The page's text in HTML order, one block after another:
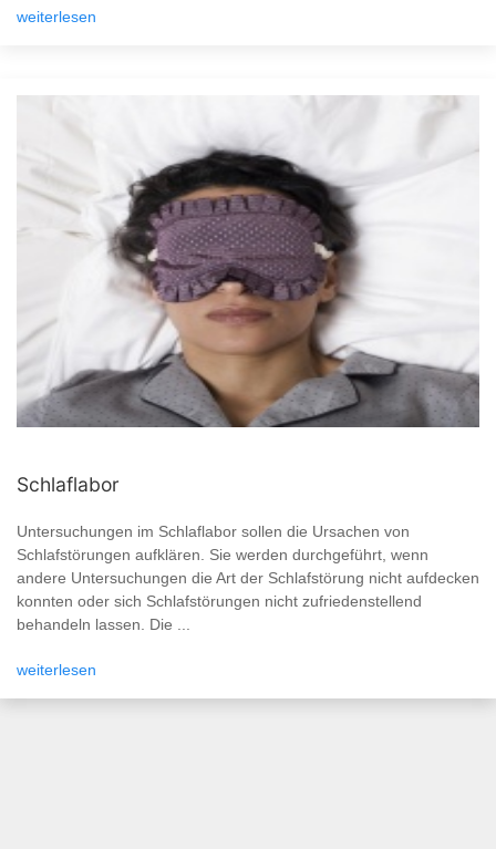
weiterlesen
Schlaflabor
Untersuchungen im Schlaflabor sollen die Ursachen von
Schlafstörungen aufklären. Sie werden durchgeführt, wenn
andere Untersuchungen die Art der Schlafstörung nicht aufdecken
konnten oder sich Schlafstörungen nicht zufriedenstellend
behandeln lassen. Die ...
weiterlesen